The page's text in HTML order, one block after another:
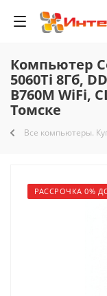
Компьютер
5060Ti 8Гб,
B760M WiFi,
Томске
Все компьютеры.
РАССРОЧКА 0%